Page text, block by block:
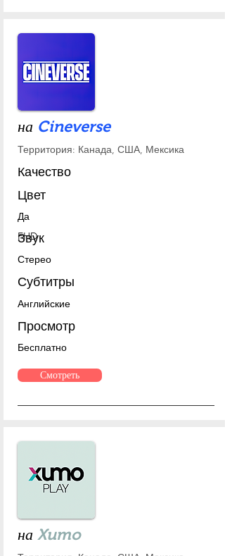
на Cineverse
Территория: Канада, США, Мексика
Качество
Цвет
Да
FHD
Звук
Стерео
Субтитры
Английские
Просмотр
Бесплатно
Смотреть
на Xumo